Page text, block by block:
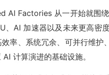
AI Factories 从一开始就围
、AI 加速器以及未来更高密
率、系统冗余、可并行维
计算演进的基础设施。